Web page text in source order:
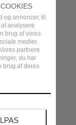
og annoncer, til
analysere
brug af vores
medier,
partnere
du har
brug af deres